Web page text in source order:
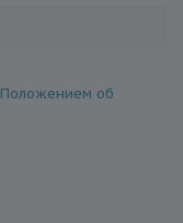
Положением об